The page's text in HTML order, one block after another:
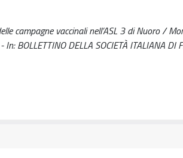
campagne vaccinali nell’ASL 3 di Nuoro /
In: BOLLETTINO DELLA SOCIETÀ ITALIANA